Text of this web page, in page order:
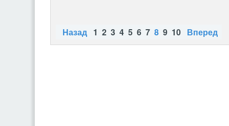
Назад 1 2 3 4 5 6 7 8 9 10 Вперед